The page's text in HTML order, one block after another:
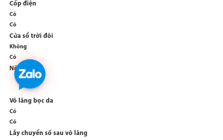
Cốp điện
Có
Có
Cửa sổ trời đôi
Không
Có
Nội thất
Vô lăng bọc da
Có
Có
Lẫy chuyển số sau vô lăng